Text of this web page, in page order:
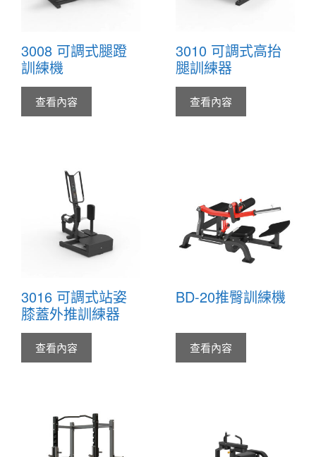
3008 可調式腿蹬
訓練機
查看內容
3010 可調式高抬
腿訓練器
查看內容
3016 可調式站姿
膝蓋外推訓練器
查看內容
BD-20推臀訓練機
查看內容